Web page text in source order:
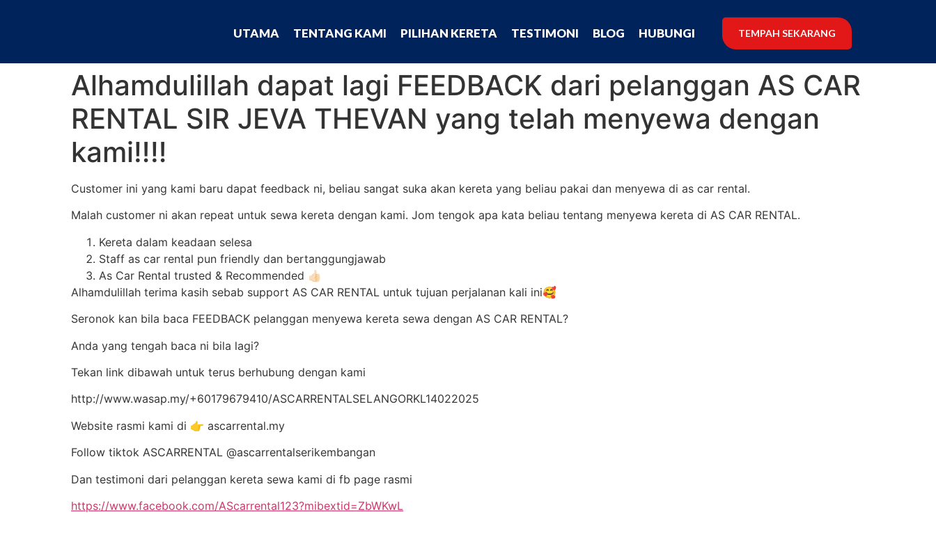
UTAMA TENTANG KAMI PILIHAN KERETA TESTIMONI BLOG HUBUNGI TEMPAH SEKARANG
Alhamdulillah dapat lagi FEEDBACK dari pelanggan AS CAR
RENTAL SIR JEVA THEVAN yang telah menyewa dengan
kami‼️‼️
Customer ini yang kami baru dapat feedback ni, beliau sangat suka akan kereta yang beliau pakai dan menyewa di as car rental.
Malah customer ni akan repeat untuk sewa kereta dengan kami. Jom tengok apa kata beliau tentang menyewa kereta di AS CAR RENTAL.
Kereta dalam keadaan selesa
Staff as car rental pun friendly dan bertanggungjawab
As Car Rental trusted & Recommended 👍🏻
Alhamdulillah terima kasih sebab support AS CAR RENTAL untuk tujuan perjalanan kali ini🥰
Seronok kan bila baca FEEDBACK pelanggan menyewa kereta sewa dengan AS CAR RENTAL?
Anda yang tengah baca ni bila lagi?
Tekan link dibawah untuk terus berhubung dengan kami
http://www.wasap.my/+60179679410/ASCARRENTALSELANGORKL14022025
Website rasmi kami di 👉 ascarrental.my
Follow tiktok ASCARRENTAL @ascarrentalserikembangan
Dan testimoni dari pelanggan kereta sewa kami di fb page rasmi
https://www.facebook.com/AScarrental123?mibextid=ZbWKwL